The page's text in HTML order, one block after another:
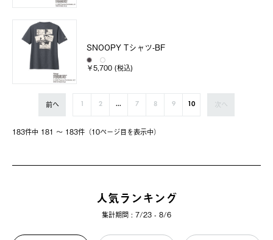
SNOOPY Tシャツ-BF
￥5,700 (税込)
183件中 181 〜 183件（10ページ⽬を表⽰中）
前へ 1 2 ... 7 8 9 10 次へ
人気ランキング
集計期間 : 7/23 - 8/6